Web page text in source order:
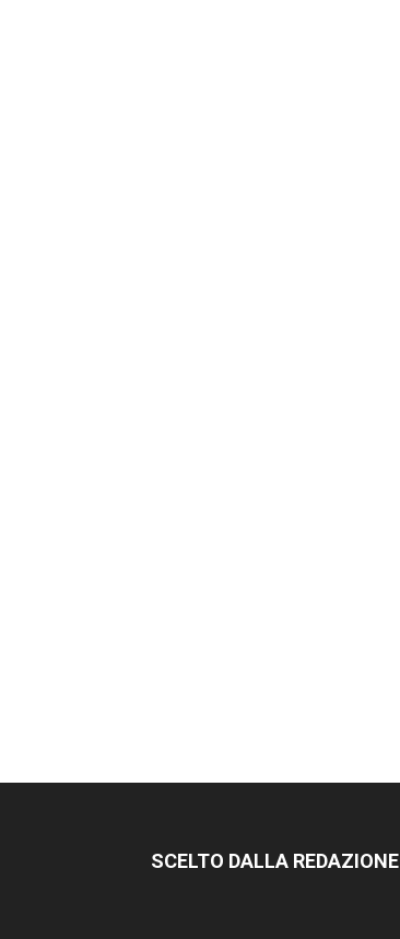
SCELTO DALLA REDAZIONE